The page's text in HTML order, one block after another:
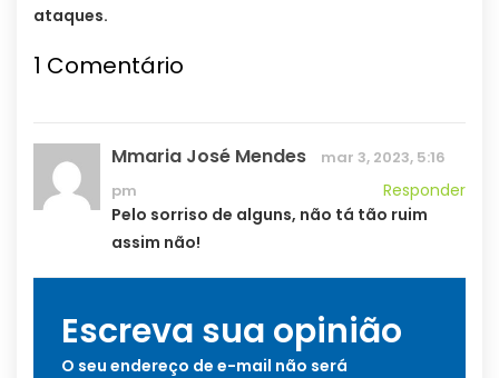
ataques.
1 Comentário
Mmaria José Mendes
mar 3, 2023, 5:16
pm
Responder
Pelo sorriso de alguns, não tá tão ruim
assim não!
Escreva sua opinião
O seu endereço de e-mail não será